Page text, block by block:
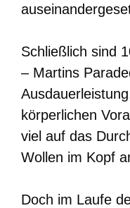
Schließlich sind
– Martins
körperlichen
viel auf das
Wollen im Kopf
Doch im Laufe